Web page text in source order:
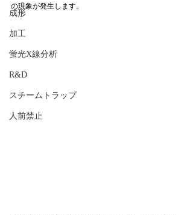
成形
加工
蛍光X線分析
R&D
スチームトラップ
人前禁止
の現象が発生します。